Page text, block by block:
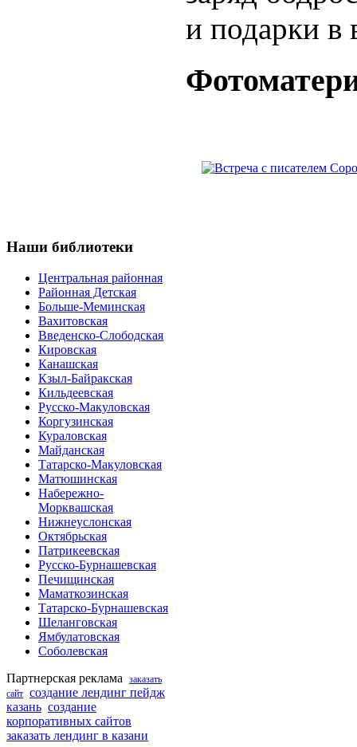
и подарки в
Наши библиотеки
Центральная районная
Районная Детская
Больше-Меминская
Вахитовская
Введенско-Слободская
Кировская
Канашская
Кзыл-Байракская
Кильдеевская
Русско-Макуловская
Коргузинская
Кураловская
Майданская
Татарско-Макуловская
Матюшинская
Набережно-
Морквашская
Нижнеуслонская
Октябрьская
Патрикеевская
Русско-Бурнашевская
Печищинская
Маматкозинская
Татарско-Бурнашевская
Шеланговская
Ямбулатовская
Соболевская
Партнерская реклама
заказать
сайт создание лендинг пейдж
казань создание
корпоративных сайтов
заказать лендинг в казани